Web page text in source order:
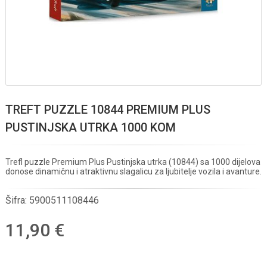
TREFT PUZZLE 10844 PREMIUM PLUS
PUSTINJSKA UTRKA 1000 KOM
Trefl puzzle Premium Plus Pustinjska utrka (10844) sa 1000 dijelova
donose dinamičnu i atraktivnu slagalicu za ljubitelje vozila i avanture.
Šifra: 5900511108446
11,90 €